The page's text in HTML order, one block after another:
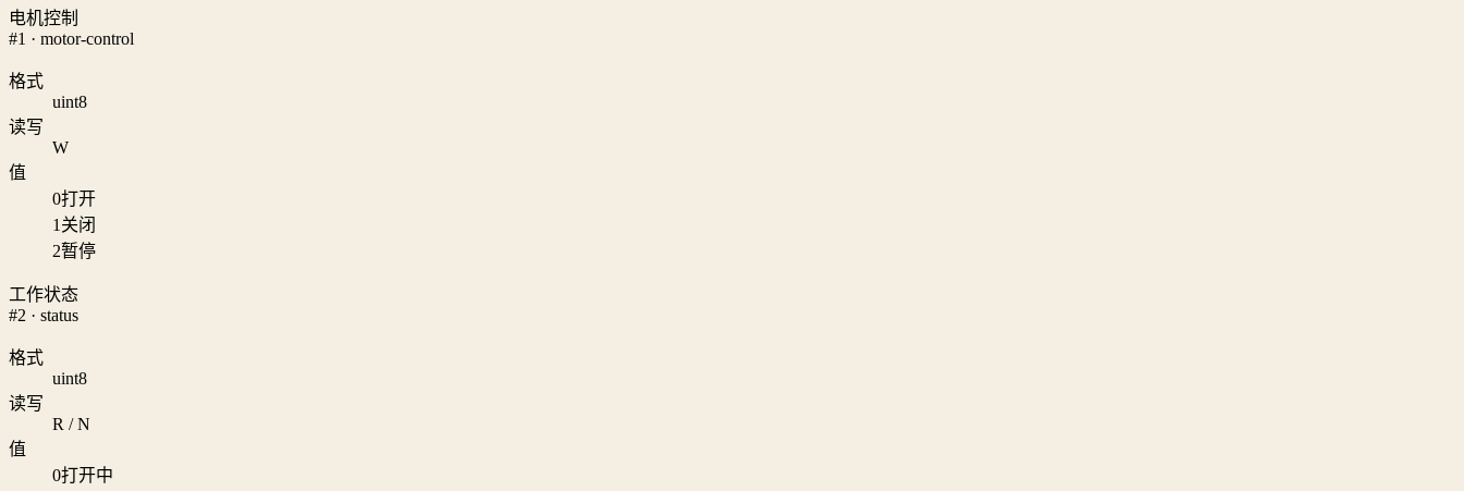
电机控制
#1 · motor-control
格式
uint8
读写
W
值
0打开
1 关闭
2暂停
工作状态
#2 · status
格式
uint8
读写
R / N
值
0打开中